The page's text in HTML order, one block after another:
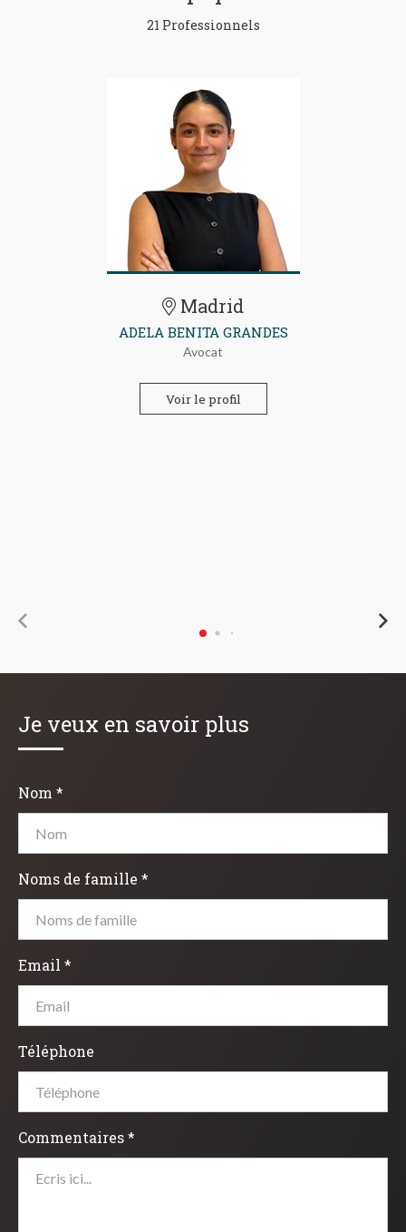
21 Professionnels
Madrid
ADELA BENITA GRANDES
Avocat
Voir le profil
Je veux en savoir plus
Nom *
Noms de famille *
Email *
Téléphone
Commentaires *